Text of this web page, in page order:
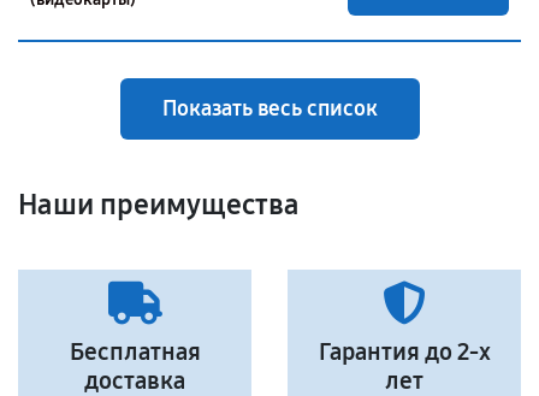
Показать весь список
Наши преимущества
Бесплатная
доставка
Гарантия до 2-х
лет